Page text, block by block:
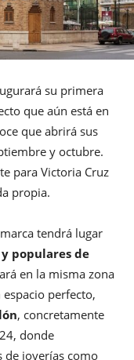
su primera
que aún está en
que abrirá sus
y octubre.
para Victoria Cruz
propia.
tendrá lugar
populares de
en la misma zona
perfecto,
, concretamente
donde
de joyerías como